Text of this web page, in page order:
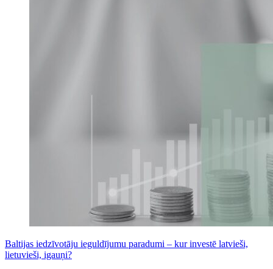
Baltijas iedzīvotāju ieguldījumu paradumi – kur investē latvieši,
lietuvieši, igauņi?